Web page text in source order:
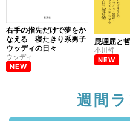
右手の指先だけで夢をか
なえる 寝たきり系男子
ウッディの日々
ウッディ
NEW
屁理屈と
小川哲
NEW
週間